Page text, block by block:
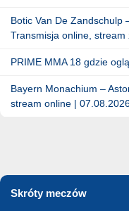
Botic Van De Zandschulp
Transmisja online,
PRIME MMA 18 gdzie
Bayern Monachium –
stream online |
Skróty meczów